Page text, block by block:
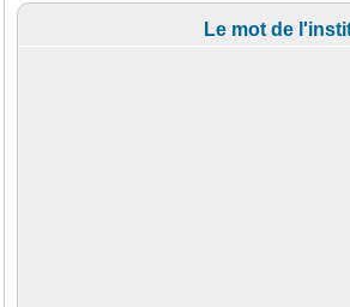
Le mot de